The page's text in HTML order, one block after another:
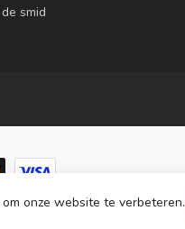
smid
designbyDyvelopment
onze website te verbeteren.